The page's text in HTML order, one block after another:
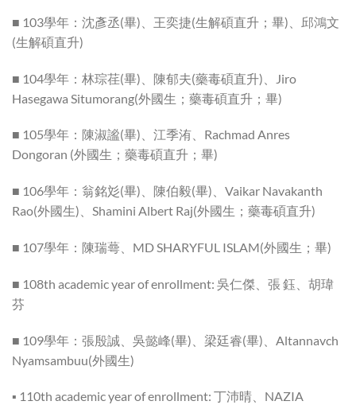
■ 103學年：沈彥丞(畢)、王奕捷(生解碩直升；畢)、邱鴻文
(生解碩直升)
■ 104學年：林琮荏(畢)、陳郁夫(藥毒碩直升)、Jiro
Hasegawa Situmorang(外國生；藥毒碩直升；畢)
■ 105學年：陳淑謐(畢)、江季洧、Rachmad Anres
Dongoran (外國生；藥毒碩直升；畢)
■ 106學年：翁銘彣(畢)、陳伯毅(畢)、Vaikar Navakanth
Rao(外國生)、Shamini Albert Raj(外國生；藥毒碩直升)
■ 107學年：陳瑞蕚、MD SHARYFUL ISLAM(外國生；畢)
■ 108th academic year of enrollment: 吳仁傑、張 鈺、胡瑋
芬
■ 109學年：張殷誠、吳懿峰(畢)、梁廷睿(畢)、Altannavch
Nyamsambuu(外國生)
▪ 110th academic year of enrollment: 丁沛晴、NAZIA